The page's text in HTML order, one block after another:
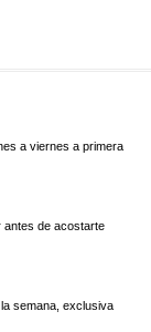
a viernes a primera
antes de acostarte
semana, exclusiva